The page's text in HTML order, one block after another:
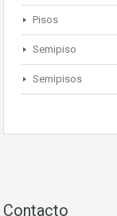
Pisos
Semipiso
Semipisos
Contacto